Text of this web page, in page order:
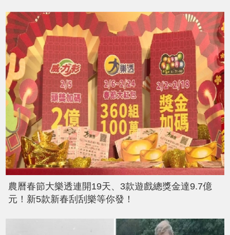
農曆春節大樂透連開19天、3款遊戲總獎金達9.7億
元！新5款新春刮刮樂等你發！